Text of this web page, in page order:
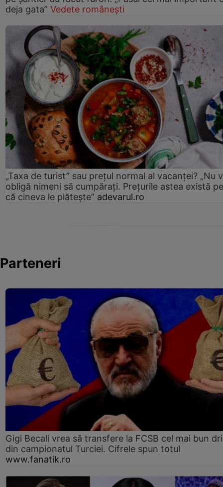
deja gata” Vedete românești
„Taxa de turist” sau prețul normal al vacanței? „Nu
obligă nimeni să cumpărați. Prețurile astea există
că cineva le plătește” adevarul.ro
Parteneri
Gigi Becali vrea să transfere la FCSB cel mai bun
din campionatul Turciei. Cifrele spun totul
www.fanatik.ro